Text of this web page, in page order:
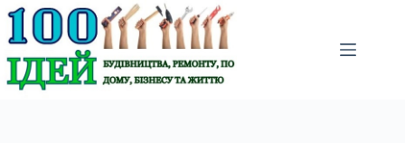
Перейти
до
вмісту